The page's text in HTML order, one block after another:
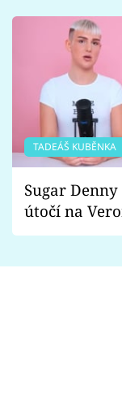
TADEÁŠ KUBĚNKA
Sugar
útočí na
Proč je